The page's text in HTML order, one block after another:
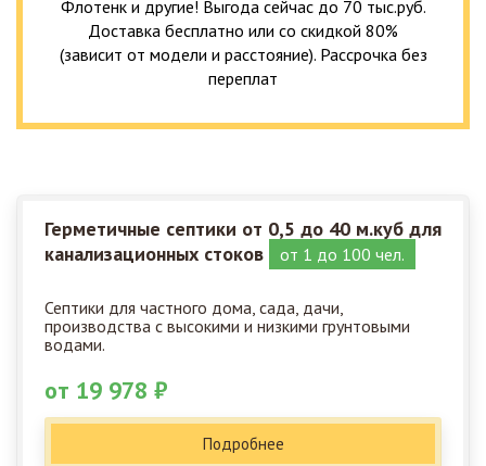
Флотенк и другие! Выгода сейчас до 70 тыс.руб.
Доставка бесплатно или со скидкой 80%
(зависит от модели и расстояние). Рассрочка без
переплат
Герметичные септики от 0,5 до 40 м.куб для
канализационных стоков
от 1 до 100 чел.
Септики для частного дома, сада, дачи,
производства с высокими и низкими грунтовыми
водами.
от 19 978 ₽
Подробнее